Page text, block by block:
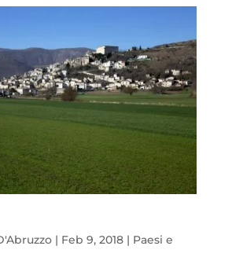
| Feb 9, 2018| Paesi e